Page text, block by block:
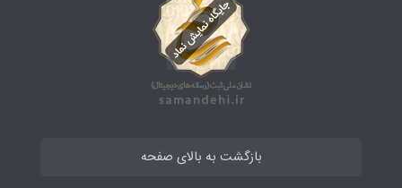
بازگشت به بالای صفحه